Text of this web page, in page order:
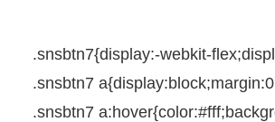
.snsbtn7{display:-webkit-flex;
.snsbtn7 a{display:block;margin:0
.snsbtn7 a:hover{color:#fff;